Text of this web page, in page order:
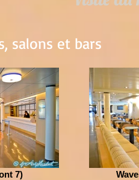
salons et bars
7)